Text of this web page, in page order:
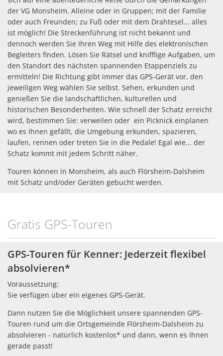
der VG Monsheim. Alleine oder in Gruppen; mit der Familie
oder auch Freunden; zu Fuß oder mit dem Drahtesel... alles
ist möglich! Die Streckenführung ist nicht bekannt und
dennoch werden Sie Ihren Weg mit Hilfe des elektronischen
Begleiters finden. Lösen Sie Rätsel und knifflige Aufgaben, um
den Standort des nächsten spannenden Etappenziels zu
ermitteln! Die Richtung gibt immer das GPS-Gerät vor, den
jeweiligen Weg wählen Sie selbst. Sehen, erkunden und
genießen Sie die landschaftlichen, kulturellen und
historischen Besonderheiten. Wie schnell der Schatz erreicht
wird, bestimmen Sie: verweilen oder ein Picknick einplanen
wo es Ihnen gefällt, die Umgebung erkunden, spazieren,
laufen, rennen oder treten Sie in die Pedale! Egal wie... der
Schatz kommt mit jedem Schritt näher.
Touren können in Monsheim, als auch Flörsheim-Dalsheim
mit Schatz und/oder Geräten gebucht werden.
Gratis GPS-Touren
GPS-Touren für Kenner: Jederzeit flexibel
absolvieren*
Voraussetzung:
Sie verfügen über ein eigenes GPS-Gerät.
Dann nutzen Sie die Möglichkeit unsere spannenden GPS-
Touren rund um die Ortsgemeinde Flörsheim-Dalsheim zu
absolvieren - natürlich kostenlos* und dann, wenn es Ihnen
gerade passt!